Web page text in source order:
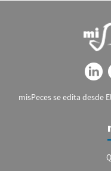
misPeces se edita desde